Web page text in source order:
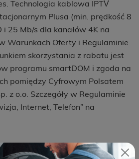
Technologia kablowa IPTV
Plusa (min. prędkość 8
i 25 Mb/s dla kanałów 4K na
Warunkach Oferty i Regulaminie
skorzystania z rabatu jest
programu smartDOM i zgoda na
pomiędzy Cyfrowym Polsatem
z o.o. Szczegóły w Regulaminie
Internet, Telefon” na